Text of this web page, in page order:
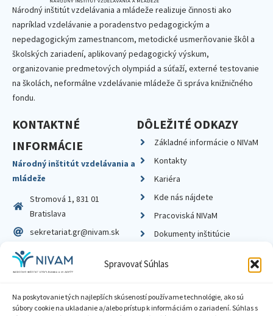
Spravovať Súhlas
Na poskytovanie tých najlepších skúseností používame technológie, ako sú
súbory cookie na ukladanie a/alebo prístup k informáciám o zariadení. Súhlas s
Národný inštitút vzdelávania a mládeže realizuje činnosti ako
napríklad vzdelávanie a poradenstvo pedagogickým a
nepedagogickým zamestnancom, metodické usmerňovanie škôl a
školských zariadení, aplikovaný pedagogický výskum,
organizovanie predmetových olympiád a súťaží, externé testovanie
na školách, neformálne vzdelávanie mládeže či správa knižničného
fondu.
KONTAKTNÉ
INFORMÁCIE
Národný inštitút vzdelávania a
mládeže
Stromová 1, 831 01
Bratislava
sekretariat.gr@nivam.sk
IČO: 00164348
DIČ: 2020798714
DÔLEŽITÉ ODKAZY
Základné informácie o NIVaM
Kontakty
Kariéra
Kde nás nájdete
Pracoviská NIVaM
Dokumenty inštitúcie